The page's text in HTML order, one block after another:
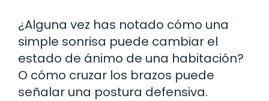
¿Alguna vez has notado cómo una
simple sonrisa puede cambiar el
estado de ánimo de una habitación?
O cómo cruzar los brazos puede
señalar una postura defensiva.